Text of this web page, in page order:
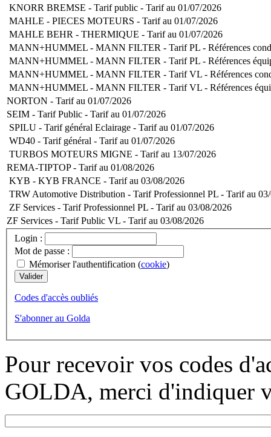
KNORR BREMSE - Tarif public - Tarif au 01/07/2026
MAHLE - PIECES MOTEURS - Tarif au 01/07/2026
MAHLE BEHR - THERMIQUE - Tarif au 01/07/2026
MANN+HUMMEL - MANN FILTER - Tarif PL - Références
MANN+HUMMEL - MANN FILTER - Tarif PL - Références
MANN+HUMMEL - MANN FILTER - Tarif VL - Références
MANN+HUMMEL - MANN FILTER - Tarif VL - Références
NORTON - Tarif au 01/07/2026
SEIM - Tarif Public - Tarif au 01/07/2026
SPILU - Tarif général Eclairage - Tarif au 01/07/2026
WD40 - Tarif général - Tarif au 01/07/2026
TURBOS MOTEURS MIGNE - Tarif au 13/07/2026
REMA-TIPTOP - Tarif au 01/08/2026
KYB - KYB FRANCE - Tarif au 03/08/2026
TRW Automotive Distribution - Tarif Professionnel PL - Tarif au
ZF Services - Tarif Professionnel PL - Tarif au 03/08/2026
ZF Services - Tarif Public VL - Tarif au 03/08/2026
Login :
Mot de passe :
Mémoriser l'authentification (cookie)
Codes d'accès oubliés
S'abonner au Golda
Pour recevoir vos codes
GOLDA, merci d'indiquer